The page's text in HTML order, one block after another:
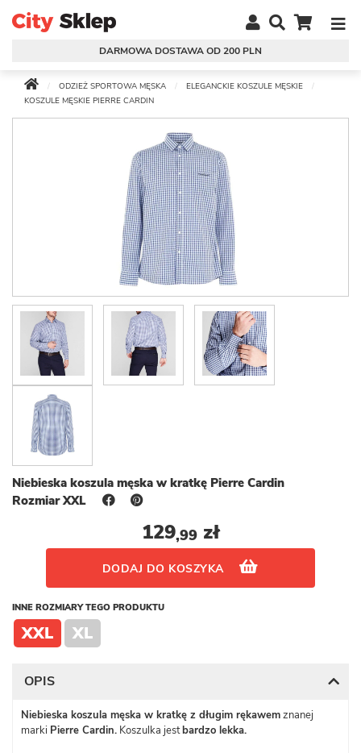
DARMOWA DOSTAWA OD 200 PLN
ODZIEŻ SPORTOWA MĘSKA
ELEGANCKIE KOSZULE MĘSKIE
KOSZULE MĘSKIE PIERRE CARDIN
Niebieska koszula męska w kratkę Pierre Cardin
Rozmiar XXL
129,99zł
DODAJ DO KOSZYKA
INNE ROZMIARY TEGO PRODUKTU
XXL XL
OPIS
Niebieska koszula męska w kratkę z długim rękawemznanej
marki Pierre Cardin. Koszulka jestbardzo lekka.